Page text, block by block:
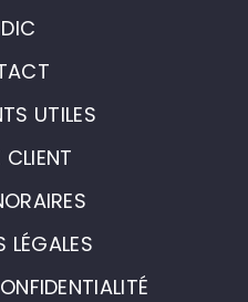
UTILES
CLIENT
LÉGALES